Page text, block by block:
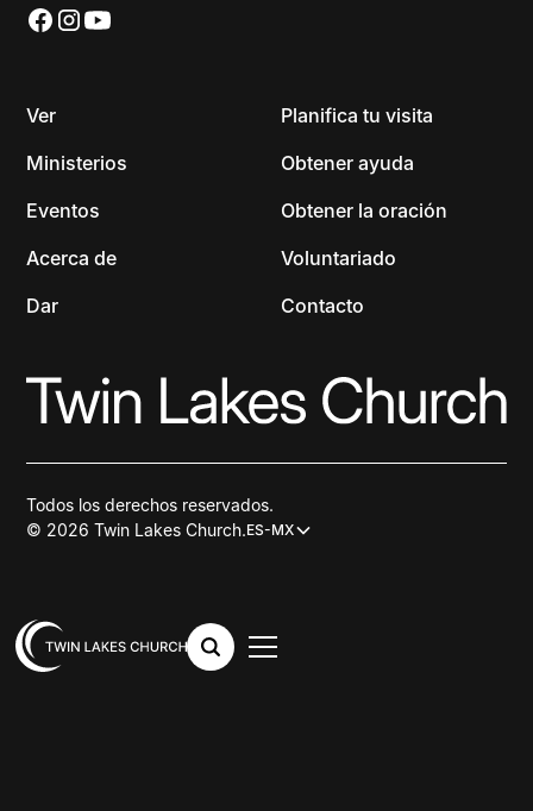
Ver
Ministerios
Eventos
Acerca de
Dar
Planifica tu visita
Obtener ayuda
Obtener la oración
Voluntariado
Contacto
© 2026 Twin Lakes Church.ES-MX
Todos los derechos reservados.